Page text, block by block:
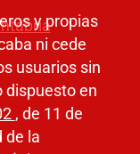
y propias
ni cede
usuarios sin
dispuesto en
, de 11 de
de la